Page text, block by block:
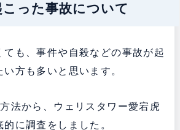
った事故について
ても、事件や自殺などの事故が起
方も多いと思います。
法から、ウェリスタワー愛宕虎
に調査をしました。